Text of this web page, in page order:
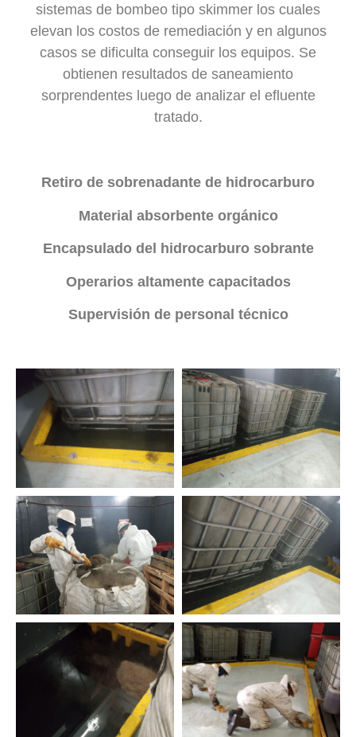
sistemas de bombeo tipo skimmer los cuales
elevan los costos de remediación y en algunos
casos se dificulta conseguir los equipos. Se
obtienen resultados de saneamiento
sorprendentes luego de analizar el efluente
tratado.
Retiro de sobrenadante de hidrocarburo
Material absorbente orgánico
Encapsulado del hidrocarburo sobrante
Operarios altamente capacitados
Supervisión de personal técnico